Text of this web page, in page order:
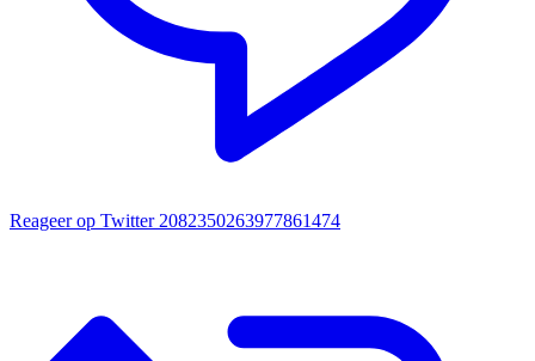
Reageer op Twitter 2082350263977861474